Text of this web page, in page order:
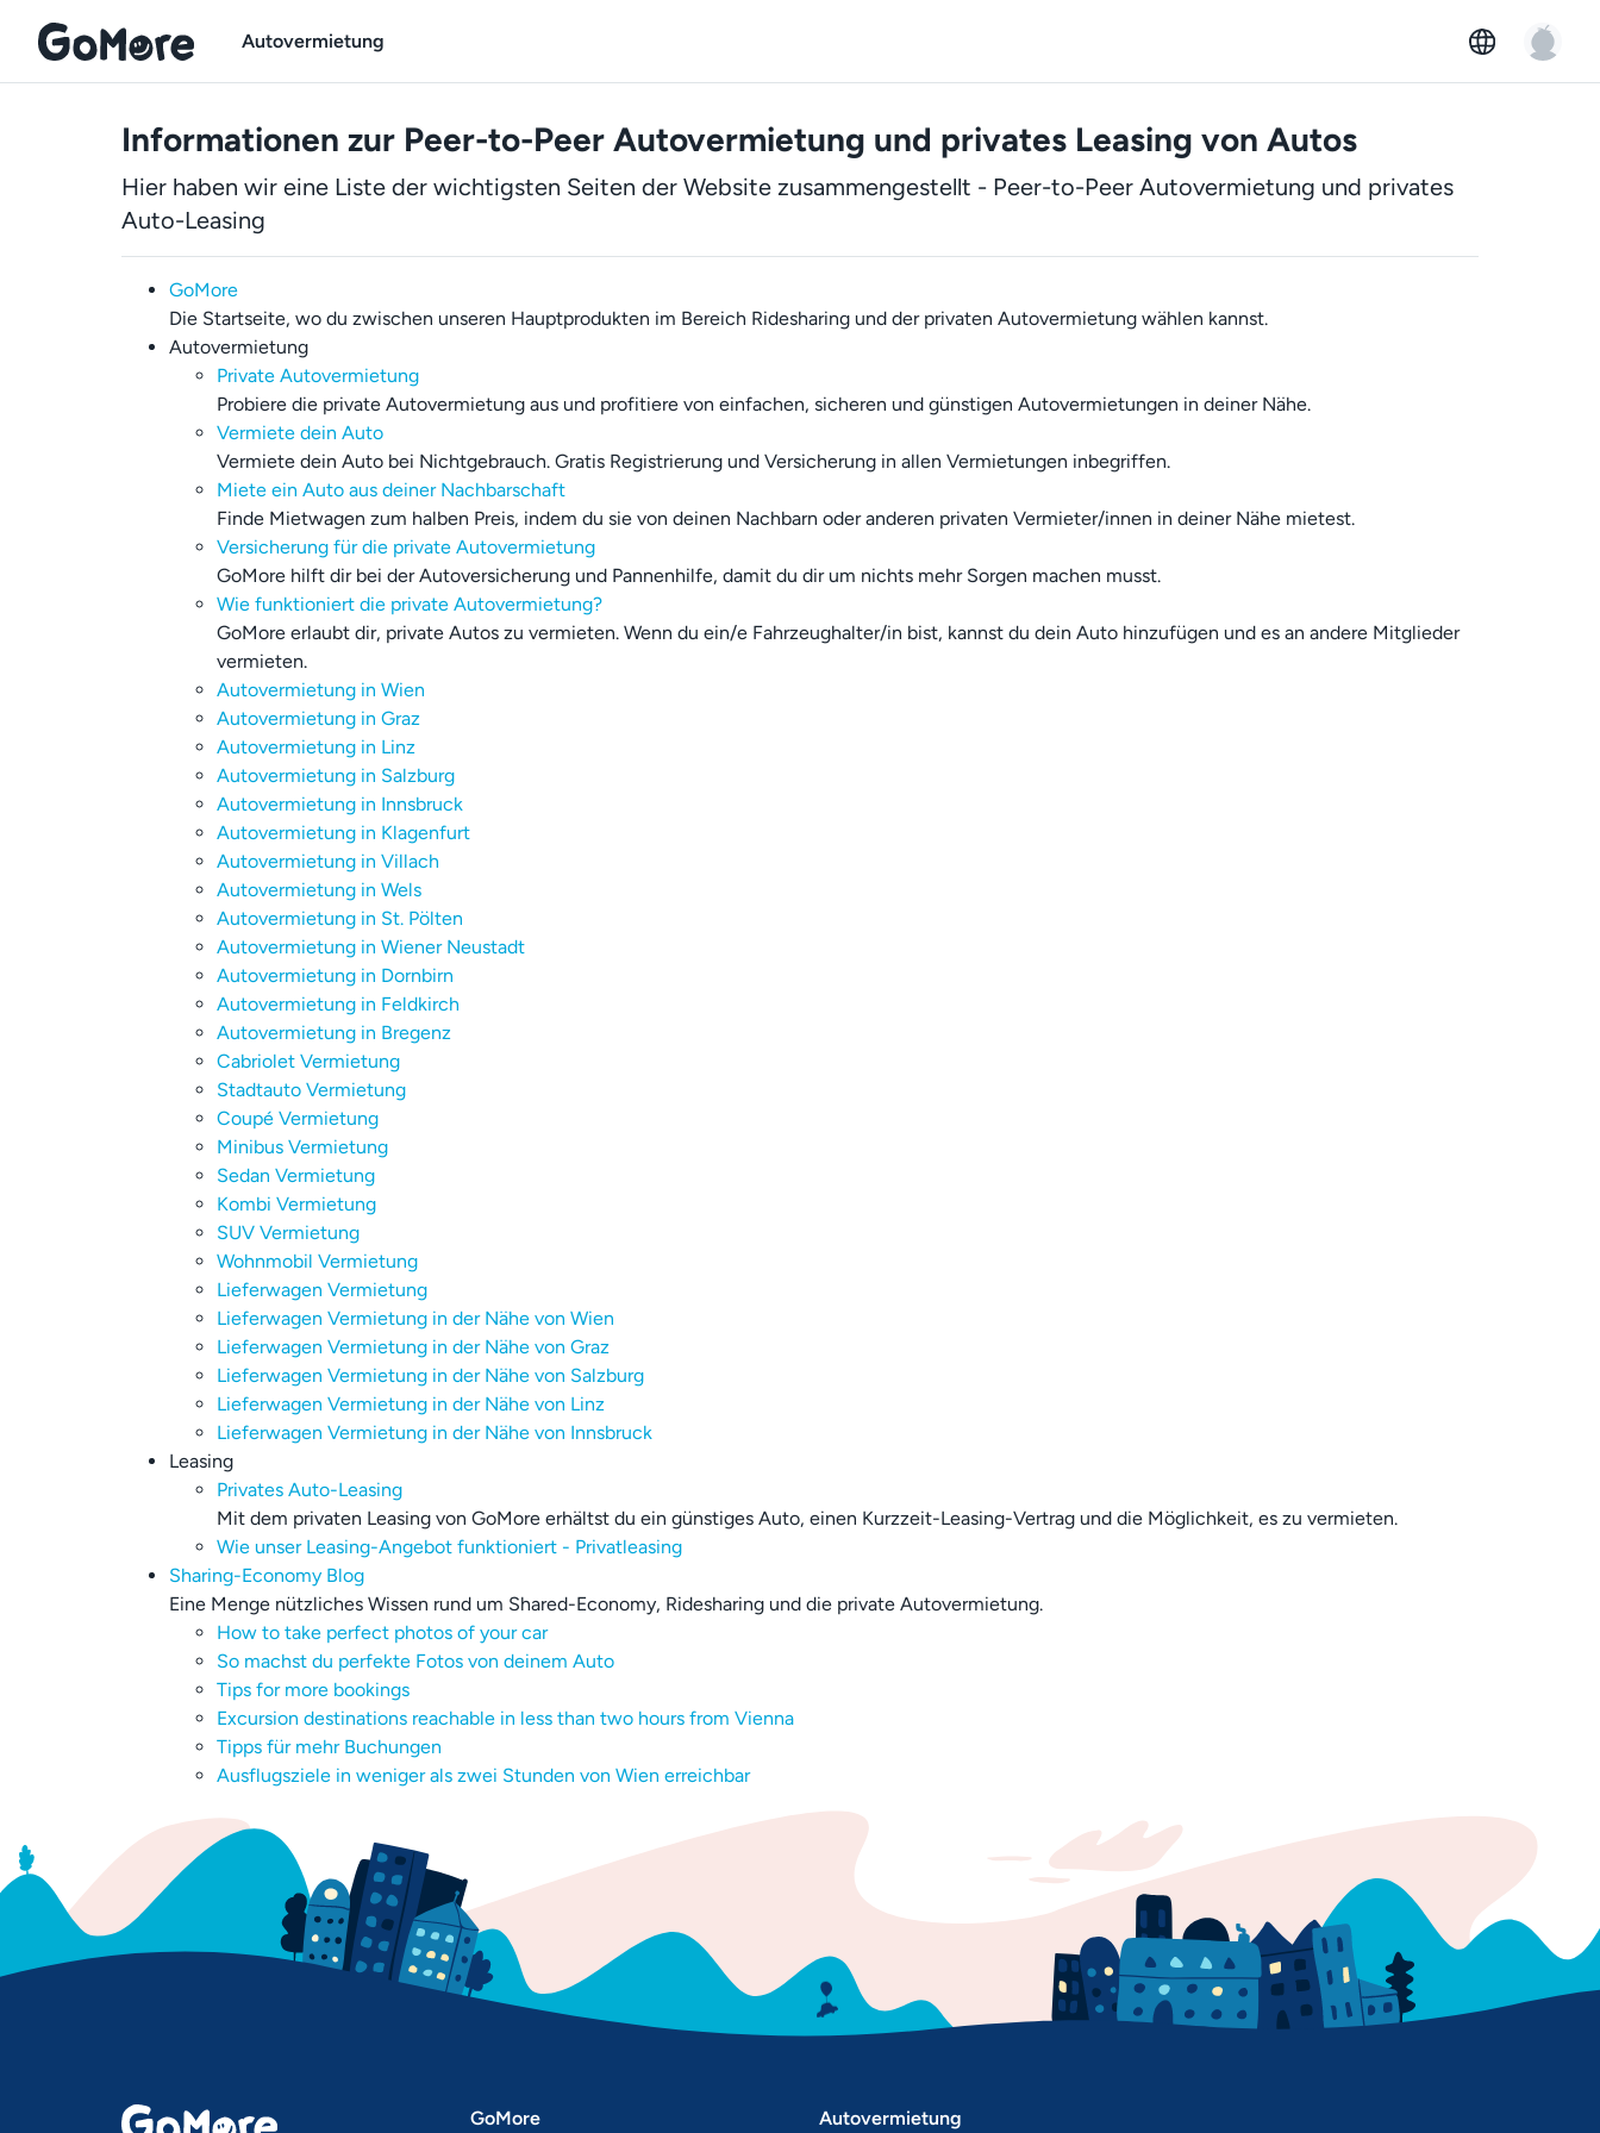
Autovermietung
Informationen zur Peer-to-Peer Autovermietung und privates Leasing von Autos
Hier haben wir eine Liste der wichtigsten Seiten der Website zusammengestellt - Peer-to-Peer Autovermietung und privates
Auto-Leasing
GoMore
Die Startseite, wo du zwischen unseren Hauptprodukten im Bereich Ridesharing und der privaten Autovermietung wählen kannst.
Autovermietung
Private Autovermietung
Probiere die private Autovermietung aus und profitiere von einfachen, sicheren und günstigen Autovermietungen in deiner Nähe.
Vermiete dein Auto
Vermiete dein Auto bei Nichtgebrauch. Gratis Registrierung und Versicherung in allen Vermietungen inbegriffen.
Miete ein Auto aus deiner Nachbarschaft
Finde Mietwagen zum halben Preis, indem du sie von deinen Nachbarn oder anderen privaten Vermieter/innen in deiner Nähe mietest.
Versicherung für die private Autovermietung
GoMore hilft dir bei der Autoversicherung und Pannenhilfe, damit du dir um nichts mehr Sorgen machen musst.
Wie funktioniert die private Autovermietung?
GoMore erlaubt dir, private Autos zu vermieten. Wenn du ein/e Fahrzeughalter/in bist, kannst du dein Auto hinzufügen und es an andere Mitglieder
vermieten.
Autovermietung in Wien
Autovermietung in Graz
Autovermietung in Linz
Autovermietung in Salzburg
Autovermietung in Innsbruck
Autovermietung in Klagenfurt
Autovermietung in Villach
Autovermietung in Wels
Autovermietung in St. Pölten
Autovermietung in Wiener Neustadt
Autovermietung in Dornbirn
Autovermietung in Feldkirch
Autovermietung in Bregenz
Cabriolet Vermietung
Stadtauto Vermietung
Coupé Vermietung
Minibus Vermietung
Sedan Vermietung
Kombi Vermietung
SUV Vermietung
Wohnmobil Vermietung
Lieferwagen Vermietung
Lieferwagen Vermietung in der Nähe von Wien
Lieferwagen Vermietung in der Nähe von Graz
Lieferwagen Vermietung in der Nähe von Salzburg
Lieferwagen Vermietung in der Nähe von Linz
Lieferwagen Vermietung in der Nähe von Innsbruck
Leasing
Privates Auto-Leasing
Mit dem privaten Leasing von GoMore erhältst du ein günstiges Auto, einen Kurzzeit-Leasing-Vertrag und die Möglichkeit, es zu vermieten.
Wie unser Leasing-Angebot funktioniert - Privatleasing
Sharing-Economy Blog
Eine Menge nützliches Wissen rund um Shared-Economy, Ridesharing und die private Autovermietung.
How to take perfect photos of your car
So machst du perfekte Fotos von deinem Auto
Tips for more bookings
Excursion destinations reachable in less than two hours from Vienna
Tipps für mehr Buchungen
Ausflugsziele in weniger als zwei Stunden von Wien erreichbar
GoMore Autovermietung